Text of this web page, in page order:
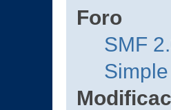
Foro
SMF